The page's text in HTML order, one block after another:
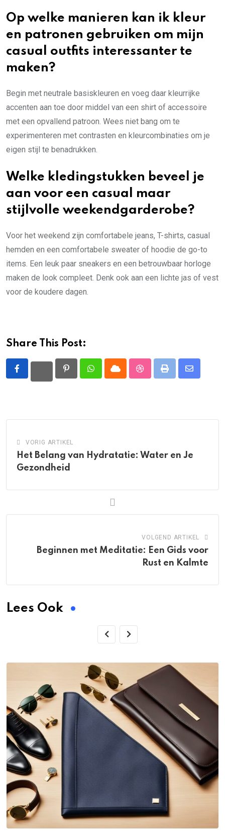
Op welke manieren kan ik kleur
en patronen gebruiken om mijn
casual outfits interessanter te
maken?
Begin met neutrale basiskleuren en voeg daar kleurrijke
accenten aan toe door middel van een shirt of accessoire
met een opvallend patroon. Wees niet bang om te
experimenteren met contrasten en kleurcombinaties om je
eigen stijl te benadrukken.
Welke kledingstukken beveel je
aan voor een casual maar
stijlvolle weekendgarderobe?
Voor het weekend zijn comfortabele jeans, T-shirts, casual
hemden en een comfortabele sweater of hoodie de go-to
items. Een leuk paar sneakers en een betrouwbaar horloge
maken de look compleet. Denk ook aan een lichte jas of vest
voor de koudere dagen.
Share This Post:
PinterestWhatsappCloud StumbleUpon
Print
Share
VORIG ARTIKEL
Het Belang van Hydratatie: Water en Je
Gezondheid
VOLGEND ARTIKEL
Beginnen met Meditatie: Een Gids voor
Rust en Kalmte
Lees Ook